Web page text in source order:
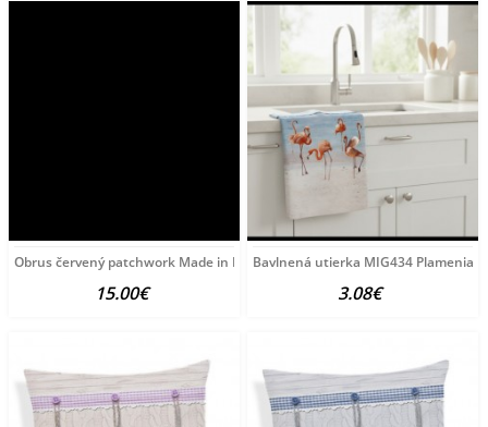
Obrus červený patchwork Made in Italy, 90 x 90 cm
15.00€
Bavlnená utierka MIG434 Plameniak
3.08€